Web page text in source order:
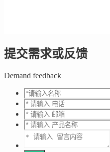
提交需求或反馈
Demand feedback